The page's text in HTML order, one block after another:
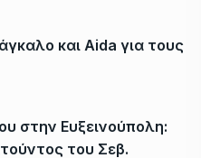
και Aida για τους
στην Ευξεινούπολη:
του Σεβ.